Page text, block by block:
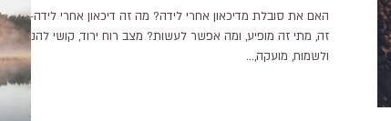
האם את סובלת מדיכאון אחרי לידה? מה זה דיכאון אחרי לידה- מה
זה, מתי זה מופיע, ומה אפשר לעשות? מצב רוח ירוד, קושי להנות
ולשמוח, מועקה,...